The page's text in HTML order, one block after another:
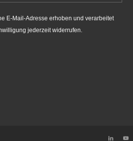
E-Mail-Adresse erhoben und verarbeitet
jederzeit widerrufen.